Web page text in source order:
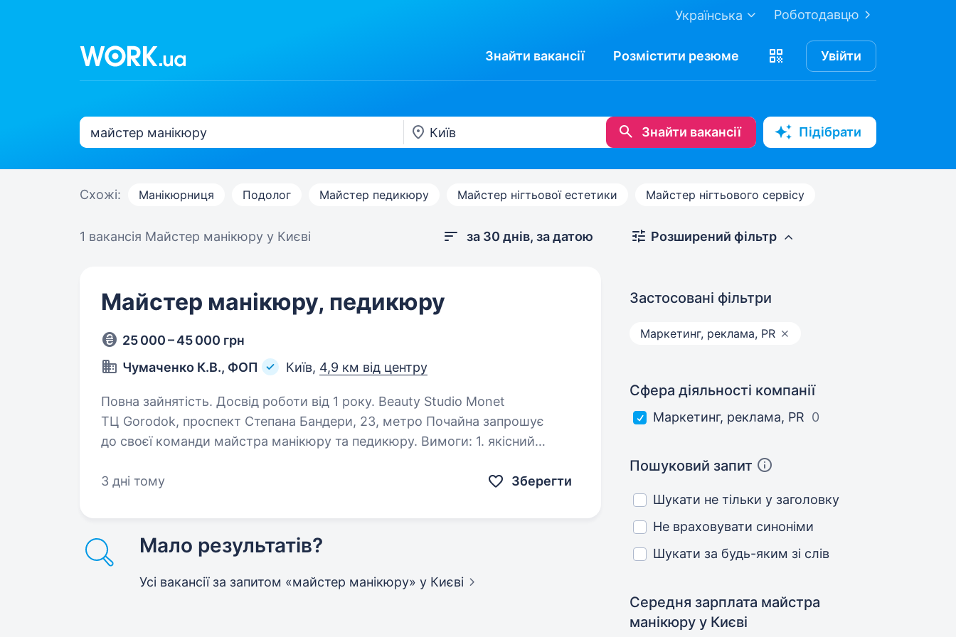
Роботодавцю
Українська
Знайти вакансії Розмістити резюме Увійти
Знайти вакансії Підібрати
Схожі: Манікюрниця Подолог Майстер педикюру Майстер нігтьової естетики Майстер нігтьового сервісу
1 вакансія Майстер манікюру у Києві за 30 днів, за датою
Майстер манікюру, педикюру
25 000 – 45 000 грн
Чумаченко К.В., ФОП
Київ, 4,9 км від центру
Повна зайнятість. Досвід роботи від 1 року. Beauty Studio Monet
ТЦ Gorodok, проспект Степана Бандери, 23, метро Почайна запрошує
до своєї команди майстра манікюру та педикюру. Вимоги: 1. якісний
3 дні тому
Зберегти
Мало результатів?
Усі вакансії за запитом «майстер манікюру» у Києві
Розширений фільтр
Застосовані фільтри
Маркетинг, реклама, PR
Сфера діяльності компанії
Маркетинг, реклама, PR 0
Пошуковий запит
Шукати не тільки у заголовку
Не враховувати синоніми
Шукати за будь-яким зі слів
Середня зарплата майстра
манікюруу Києві